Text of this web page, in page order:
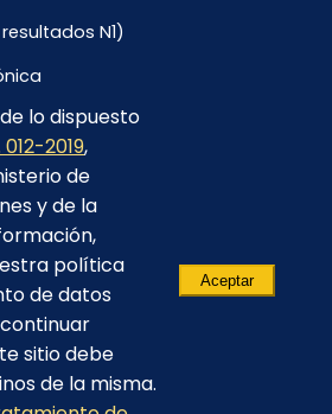
N1)
Facturación
Chachimbiro
mediante “Lista Corta”
Asociativos
lo dispuesto
2019,
de
y de la
política
de datos
sitio debe
de la misma.
Aceptar